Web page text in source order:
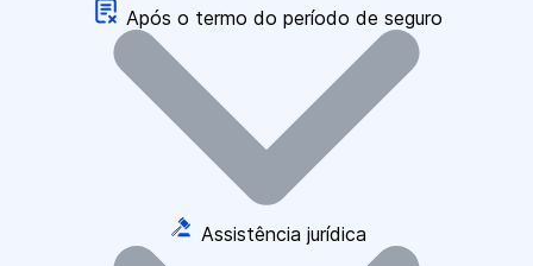
Após o termo do período de seguro
Assistência jurídica